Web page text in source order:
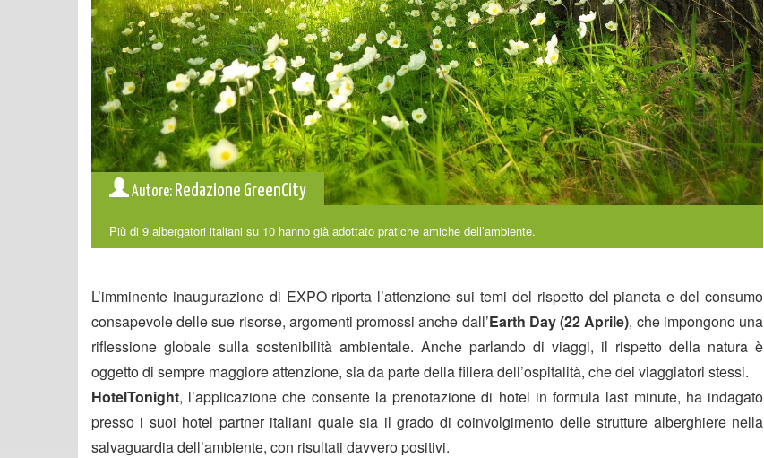
Autore: Redazione GreenCity
Più di 9 albergatori italiani su 10 hanno già adottato pratiche amiche dell’ambiente.
L’imminente inaugurazione di EXPO riporta l’attenzione sui temi del rispetto del pianeta e del consumo
consapevole delle sue risorse, argomenti promossi anche dall’Earth Day (22 Aprile), che impongono una
riflessione globale sulla sostenibilità ambientale. Anche parlando di viaggi, il rispetto della natura è
oggetto di sempre maggiore attenzione, sia da parte della filiera dell’ospitalità, che dei viaggiatori stessi.
HotelTonight, l’applicazione che consente la prenotazione di hotel in formula last minute, ha indagato
presso i suoi hotel partner italiani quale sia il grado di coinvolgimento delle strutture alberghiere nella
salvaguardia dell’ambiente, con risultati davvero positivi.